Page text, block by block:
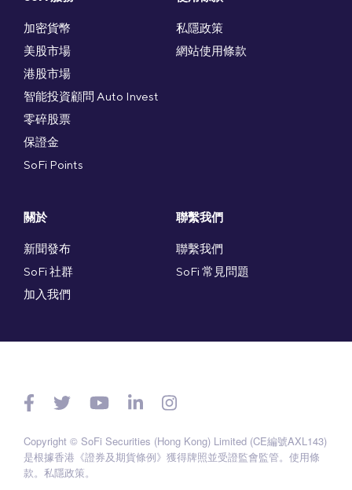
加密貨幣
美股市場
港股市場
智能投資顧問 Auto Invest
零碎股票
保證金
SoFi Points
私隱政策
網站使用條款
關於
新聞發布
SoFi 社群
加入我們
聯繫我們
聯繫我們
SoFi 常見問題
Copyright © SoFi Securities (Hong Kong) Limited (CE編號AXL143)
是根據香港《證券及期貨條例》獲得牌照並受證監會監管。 使用條
款。 私隱政策。